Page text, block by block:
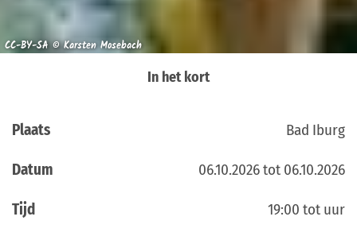
CC-BY-SA © Karsten Mosebach
In het kort
Plaats Bad Iburg
Datum 06.10.2026 tot 06.10.2026
Tijd 19:00 tot uur